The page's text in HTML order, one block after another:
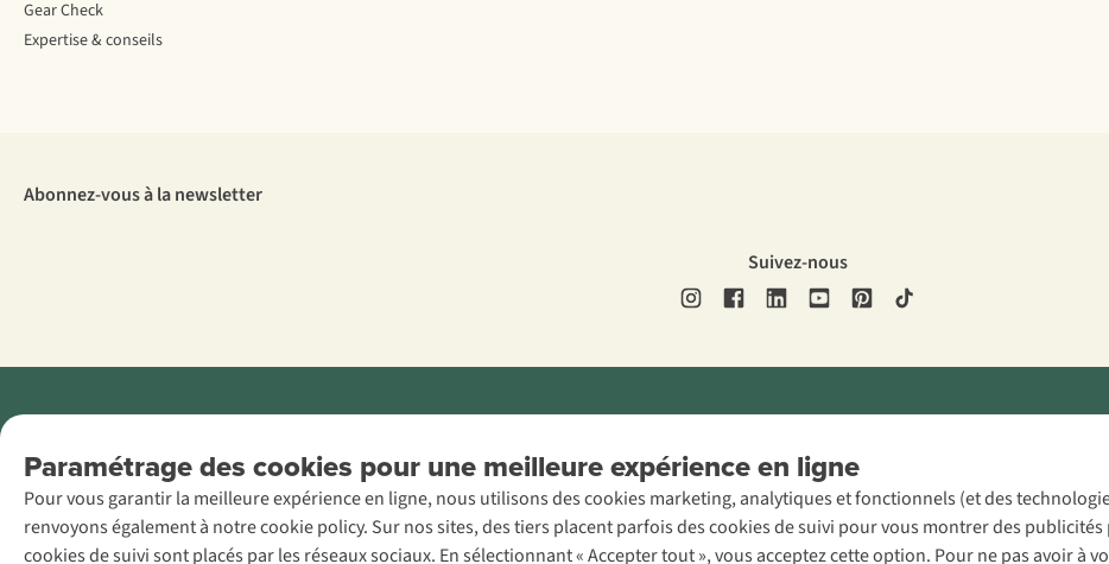
Paramétrage des cookies pour une meilleure expérience en ligne
Pour vous garantir la meilleure expérience en ligne, nous utilisons des cookies marketing, analytiques et fonctionnels (et des
renvoyons également à notre cookie policy. Sur nos sites, des tiers placent parfois des cookies de suivi pour vous montrer des
cookies de suivi sont placés par les réseaux sociaux. En sélectionnant « Accepter tout », vous acceptez cette option. Pour ne pas avoir à
Gear Check
Expertise & conseils
Abonnez-vous à la newsletter
Suivez-nous
AS Adventure
France SAS,
Rue du Vieux